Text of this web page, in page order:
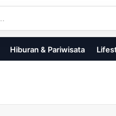
Hiburan & Pariwisata